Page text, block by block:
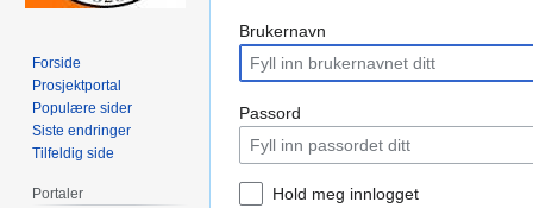
Hopp
navigering
Hopp
søk
Brukernavn
Passord
Hold meg innlogget
Forside
Prosjektportal
Populære sider
Siste endringer
Tilfeldig side
Portaler